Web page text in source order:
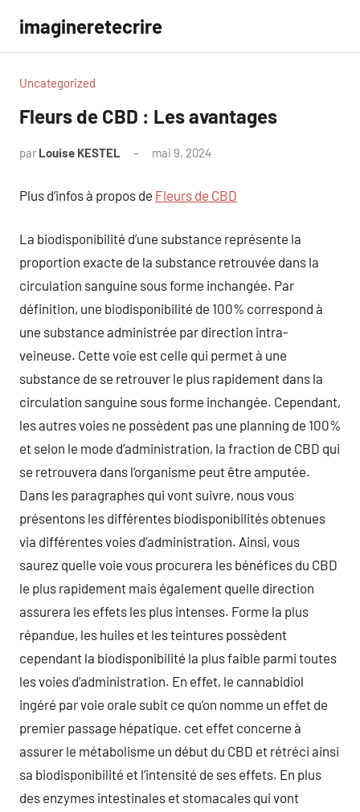
contenu
imagineretecrire
Uncategorized
Fleurs de CBD : Les avantages
par Louise KESTEL mai 9, 2024
Plus d’infos à propos de Fleurs de CBD
La biodisponibilité d’une substance représente la
proportion exacte de la substance retrouvée dans la
circulation sanguine sous forme inchangée. Par
définition, une biodisponibilité de 100% correspond à
une substance administrée par direction intra-
veineuse. Cette voie est celle qui permet à une
substance de se retrouver le plus rapidement dans la
circulation sanguine sous forme inchangée. Cependant,
les autres voies ne possèdent pas une planning de 100%
et selon le mode d’administration, la fraction de CBD qui
se retrouvera dans l’organisme peut être amputée.
Dans les paragraphes qui vont suivre, nous vous
présentons les différentes biodisponibilités obtenues
via différentes voies d’administration. Ainsi, vous
saurez quelle voie vous procurera les bénéfices du CBD
le plus rapidement mais également quelle direction
assurera les effets les plus intenses. Forme la plus
répandue, les huiles et les teintures possèdent
cependant la biodisponibilité la plus faible parmi toutes
les voies d’administration. En effet, le cannabidiol
ingéré par voie orale subit ce qu’on nomme un effet de
premier passage hépatique. cet effet concerne à
assurer le métabolisme un début du CBD et rétréci ainsi
sa biodisponibilité et l’intensité de ses effets. En plus
des enzymes intestinales et stomacales qui vont